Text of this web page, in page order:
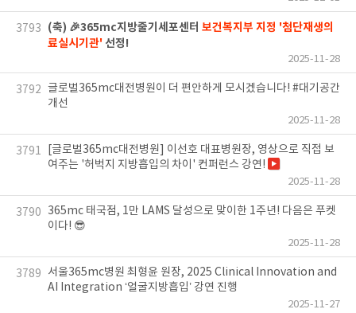
3793 (축) 🎉365mc지방줄기세포센터 보건복지부 지정 '첨단재생의
료실시기관' 선정!
2025-11-28
3792 글로벌365mc대전병원이 더 편안하게 모시겠습니다! #대기공간
개선
2025-11-28
3791
[글로벌365mc대전병원] 이선호 대표병원장, 영상으로 직접 보
여주는 '허벅지 지방흡입의 차이' 컨퍼런스 강연!
2025-11-28
3790
365mc 태국점, 1만 LAMS 달성으로 맞이한 1주년! 다음은 푸켓
이다! 😎
2025-11-28
3789
서울365mc병원 최형윤 원장, 2025 Clinical Innovation and
AI Integration ‘얼굴지방흡입’ 강연 진행
2025-11-27